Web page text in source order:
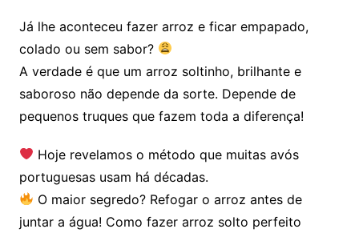
Já lhe aconteceu fazer arroz e ficar empapado,
colado ou sem sabor?
A verdade é que um arroz soltinho, brilhante e
saboroso não depende da sorte. Depende de
pequenos truques que fazem toda a diferença!
Hoje revelamos o método que muitas avós
portuguesas usam há décadas.
O maior segredo? Refogar o arroz antes de
juntar a água! Como fazer arroz solto perfeito